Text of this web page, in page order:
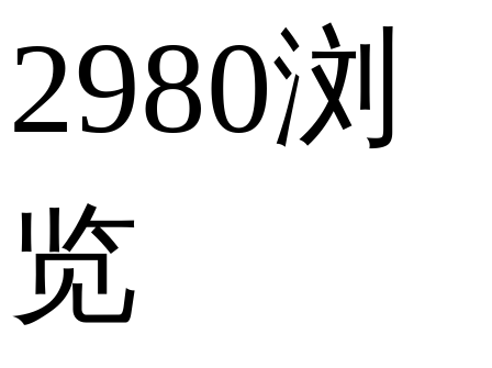
2980浏
览